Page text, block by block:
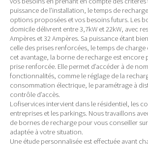
puissance de l’installation, le temps de
options proposées et vos besoins futurs. Les
domicile délivrent entre 3,7kW et 22kW, avec
Ampères et 32 Ampères. Sa puissance étant
celle des prises renforcées, le temps de charge
cet avantage, la borne de recharge est encore
prise renforcée. Elle permet d’accéder à de
fonctionnalités, comme le réglage de la
consommation électrique, le paramétrage à
contrôle d’accès.
Lofiservices intervient dans le résidentiel, les
entreprises et les parkings. Nous travaillons
de bornes de recharge pour vous conseiller
adaptée à votre situation.
Une étude personnalisée est effectuée avant